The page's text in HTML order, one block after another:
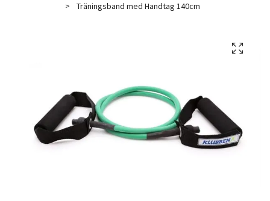
Träningsband med Handtag 140cm